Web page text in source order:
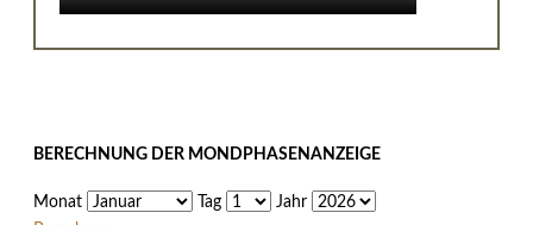
BERECHNUNG DER MONDPHASENANZEIGE
Monat Tag
Jahr